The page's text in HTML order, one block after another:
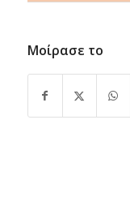
Μοίρασε το